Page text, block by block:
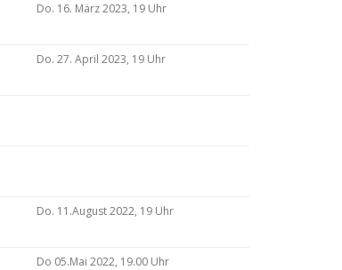
Do. 16. März 2023, 19 Uhr
Do. 27. April 2023, 19 Uhr
Do. 11.August 2022, 19 Uhr
Do 05.Mai 2022, 19.00 Uhr